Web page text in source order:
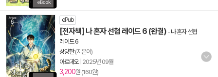
ePub
[전자책] 나 혼자 선협 레이드 6 (완결) - 나 혼자 선협
레이드 6
상당한(지은이)
아르데오| 2025년 09월
3,200원 (160원)